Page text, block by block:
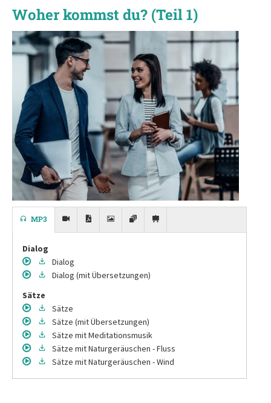
Woher kommst du? (Teil 1)
MP3
Dialog
Dialog
Dialog (mit Übersetzungen)
Sätze
Sätze
Sätze (mit Übersetzungen)
Sätze mit Meditationsmusik
Sätze mit Naturgeräuschen - Fluss
Sätze mit Naturgeräuschen - Wind